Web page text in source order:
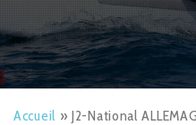
Accueil » J2-National